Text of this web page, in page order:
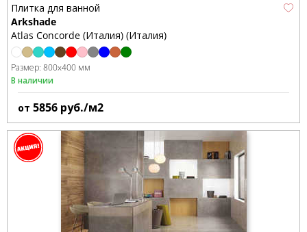
Плитка для ванной
Arkshade
Atlas Concorde (Италия) (Италия)
Размер: 800x400 мм
В наличии
от 5856 руб./м2